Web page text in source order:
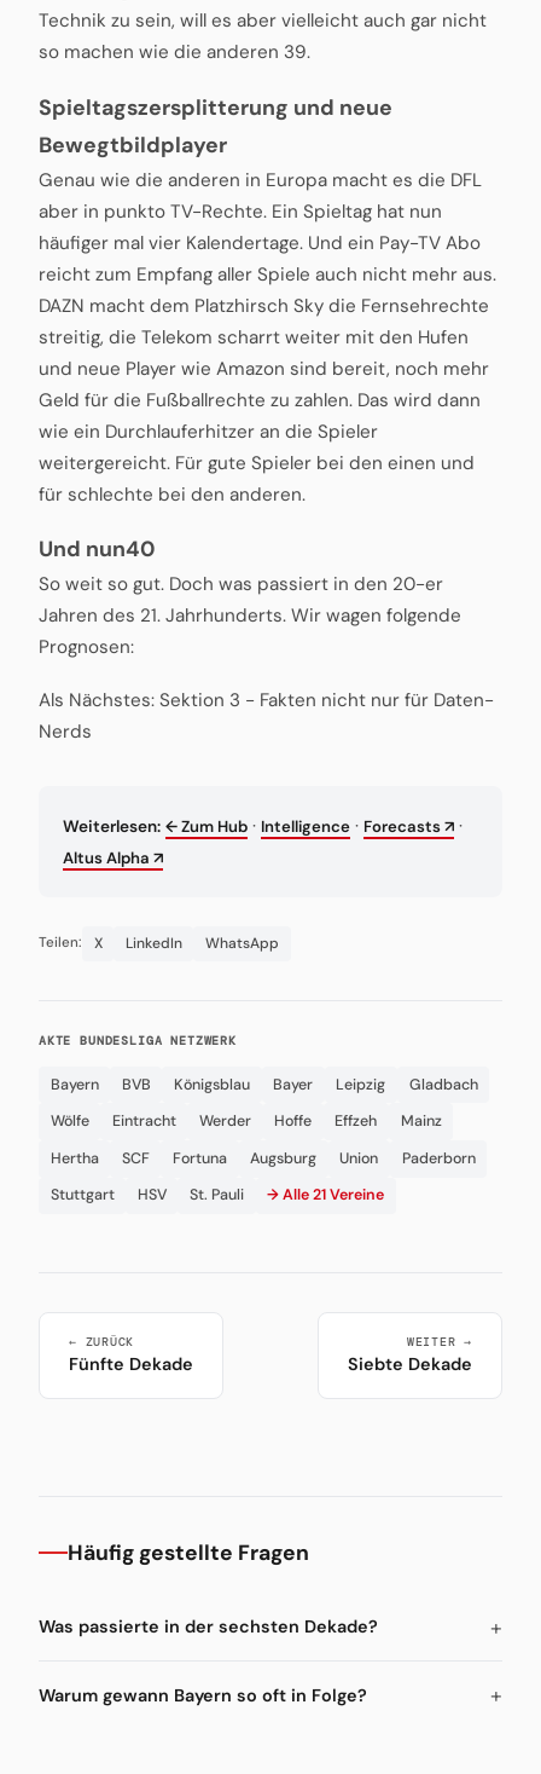
Technik zu sein, will es aber vielleicht auch gar nicht
so machen wie die anderen 39.
Spieltagszersplitterung und neue
Bewegtbildplayer
Genau wie die anderen in Europa macht es die DFL
aber in punkto TV-Rechte. Ein Spieltag hat nun
häufiger mal vier Kalendertage. Und ein Pay-TV Abo
reicht zum Empfang aller Spiele auch nicht mehr aus.
DAZN macht dem Platzhirsch Sky die Fernsehrechte
streitig, die Telekom scharrt weiter mit den Hufen
und neue Player wie Amazon sind bereit, noch mehr
Geld für die Fußballrechte zu zahlen. Das wird dann
wie ein Durchlauferhitzer an die Spieler
weitergereicht. Für gute Spieler bei den einen und
für schlechte bei den anderen.
Und nun40
So weit so gut. Doch was passiert in den 20-er
Jahren des 21. Jahrhunderts. Wir wagen folgende
Prognosen:
Als Nächstes: Sektion 3 - Fakten nicht nur für Daten-
Nerds
Weiterlesen: ← Zum Hub · Intelligence · Forecasts ↗ ·
Altus Alpha ↗
Teilen: X LinkedIn WhatsApp
AKTE BUNDESLIGA NETZWERK
Bayern BVB Königsblau Bayer Leipzig
Gladbach
Wölfe
Eintracht Werder Hoffe Effzeh
Mainz
Hertha
SCF Fortuna Augsburg Union
Paderborn
Stuttgart
HSV St. Pauli → Alle 21 Vereine
← ZURÜCK
Fünfte Dekade
WEITER →
Siebte Dekade
Häufig gestellte Fragen
Was passierte in der sechsten Dekade?
Warum gewann Bayern so oft in Folge?